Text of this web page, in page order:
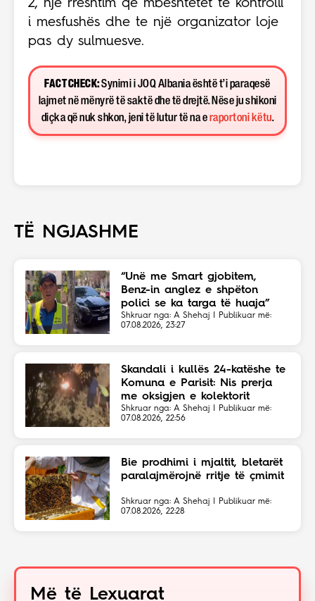
2, një rreshtim që mbështetet te kontrolli
i mesfushës dhe te një organizator loje
pas dy sulmuesve.
FACT CHECK:Synimi i JOQ Albania është t’i paraqesë
lajmet në mënyrë të saktë dhe të drejtë. Nëse ju shikoni
diçka që nuk shkon, jeni të lutur të na e raportoni këtu.
TË NGJASHME
“Unë me Smart gjobitem,
Benz-in anglez e shpëton
polici se ka targa të huaja”
Shkruar nga: A Shehaj | Publikuar më:
07.08.2026, 23:27
Skandali i kullës 24-katëshe te
Komuna e Parisit: Nis prerja
me oksigjen e kolektorit
magjistral në fshehtësi
Shkruar nga: A Shehaj | Publikuar më:
07.08.2026, 22:56
Bie prodhimi i mjaltit, bletarët
paralajmërojnë rritje të çmimit
Shkruar nga: A Shehaj | Publikuar më:
07.08.2026, 22:28
Më të Lexuarat